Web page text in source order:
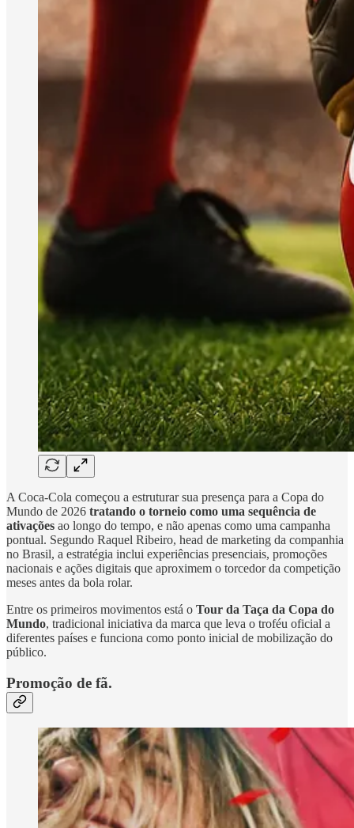
A Coca-Cola começou a estruturar sua presença para a Copa do
Mundo de 2026 tratando o torneio como uma sequência de
ativações ao longo do tempo, e não apenas como uma campanha
pontual. Segundo Raquel Ribeiro, head de marketing da companhia
no Brasil, a estratégia inclui experiências presenciais, promoções
nacionais e ações digitais que aproximem o torcedor da competição
meses antes da bola rolar.
Entre os primeiros movimentos está o Tour da Taça da Copa do
Mundo, tradicional iniciativa da marca que leva o troféu oficial a
diferentes países e funciona como ponto inicial de mobilização do
público.
Promoção de fã.